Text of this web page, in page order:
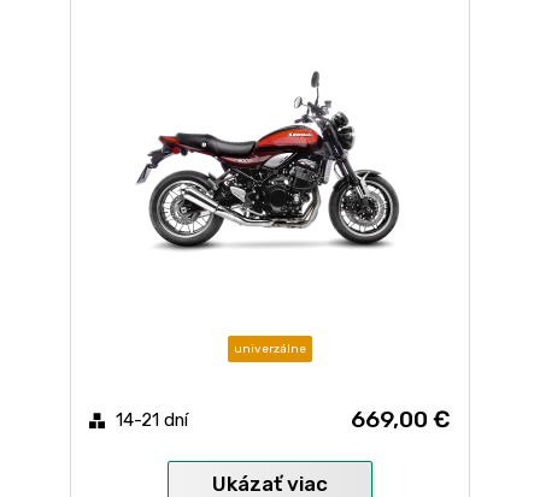
univerzálne
14-21 dní 669,00 €
Ukázať viac